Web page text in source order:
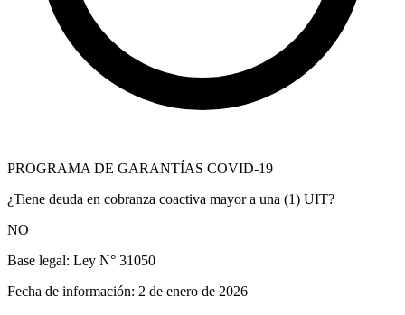
PROGRAMA DE GARANTÍAS COVID-19
¿Tiene deuda en cobranza coactiva mayor a una (1) UIT?
NO
Base legal: Ley N° 31050
Fecha de información: 2 de enero de 2026